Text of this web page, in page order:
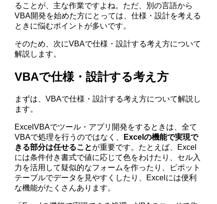
ることが、主な作業ですよね。ただ、別の言語から
VBA開発を始めた方にとっては、仕様・設計を考える
ときに悩むポイントが多いです。
そのため、次にVBAで仕様・設計する考え方について
解説します。
VBAで仕様・設計する考え方
まずは、VBAで仕様・設計する考え方について解説し
ます。
ExcelVBAでツール・アプリ開発をするときは、全て
VBAで処理を行うのではなく、
Excelの機能で実現で
きる部分は任せることが重要です。たとえば、Excel
には条件付き書式で値に応じて色をわけたり、セル入
力を活用して疑似的なフォームを作ったり、ピポット
テーブルでデータを見やすくしたり、Excelには便利
な機能がたくさんあります。